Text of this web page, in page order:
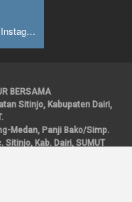
Join us on Instagram
BERSAMA
Sitinjo, Kabupaten Dairi,
Medan, Panji Bako/Simp.
Sitinjo, Kab. Dairi, SUMUT